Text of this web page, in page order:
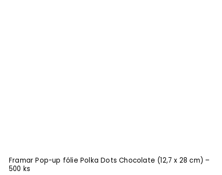
Framar Pop-up fólie Polka Dots Chocolate (12,7 x 28 cm) –
500 ks